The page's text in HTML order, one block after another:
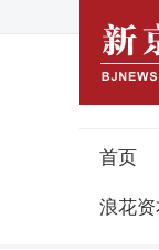
首页
浪花资